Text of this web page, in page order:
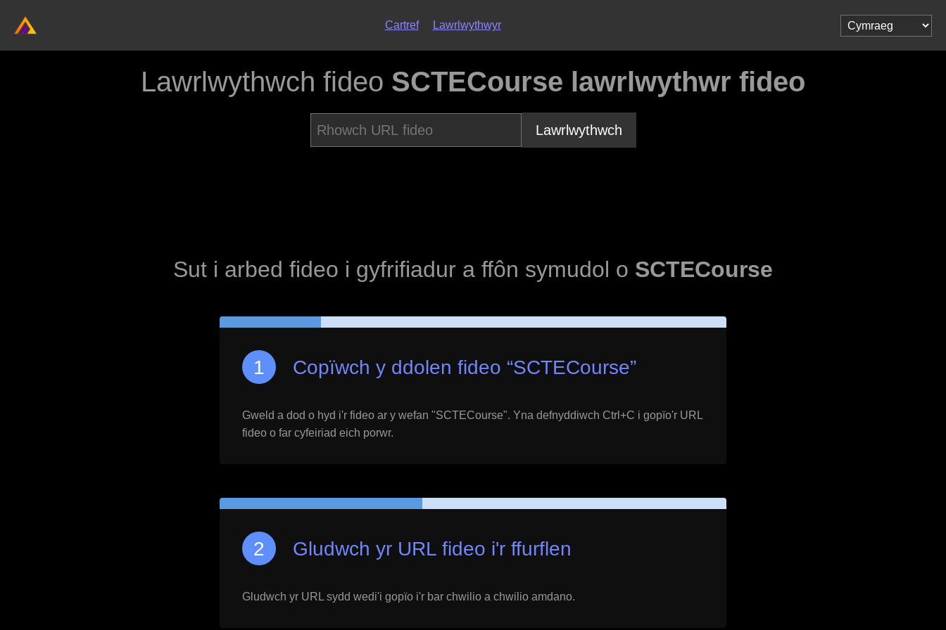
Cartref Lawrlwythwyr
Lawrlwythwch fideo SCTECourse lawrlwythwr fideo
Lawrlwythwch
Sut i arbed fideo i gyfrifiadur a ffôn symudol o SCTECourse
Copïwch y ddolen fideo “SCTECourse”
Gweld a dod o hyd i'r fideo ar y wefan "SCTECourse". Yna defnyddiwch Ctrl+C i gopïo'r URL
fideo o far cyfeiriad eich porwr.
Gludwch yr URL fideo i'r ffurflen
Gludwch yr URL sydd wedi'i gopïo i'r bar chwilio a chwilio amdano.